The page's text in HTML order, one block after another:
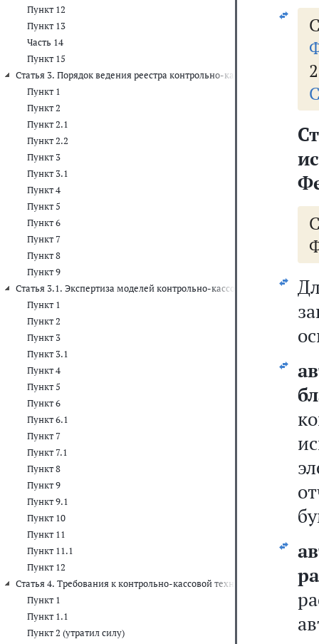
Пункт 12
Пункт 13
Часть 14
Пункт 15
Статья 3. Порядок ведения реестра контрольно-кассовой техники и
Пункт 1
Пункт 2
Пункт 2.1
Пункт 2.2
Пункт 3
Пункт 3.1
Пункт 4
Пункт 5
Пункт 6
Пункт 7
Пункт 8
Пункт 9
Статья 3.1. Экспертиза моделей контрольно-кассовой техники,
Пункт 1
Пункт 2
Пункт 3
Пункт 3.1
Пункт 4
Пункт 5
Пункт 6
Пункт 6.1
Пункт 7
Пункт 7.1
Пункт 8
Пункт 9
Пункт 9.1
Пункт 10
Пункт 11
Пункт 11.1
Пункт 12
Статья 4. Требования к контрольно-кассовой технике
Пункт 1
Пункт 1.1
Пункт 2 (утратил силу)